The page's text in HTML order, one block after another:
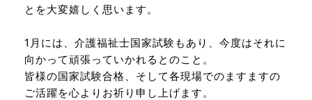
とを大変嬉しく思います。
1月には、介護福祉士国家試験もあり、今度はそれに
向かって頑張っていかれるとのこと。
皆様の国家試験合格、そして各現場でのますますの
ご活躍を心よりお祈り申し上げます。